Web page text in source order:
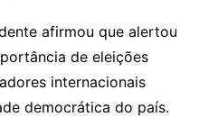
afirmou que alertou
de eleições
internacionais
democrática do país.